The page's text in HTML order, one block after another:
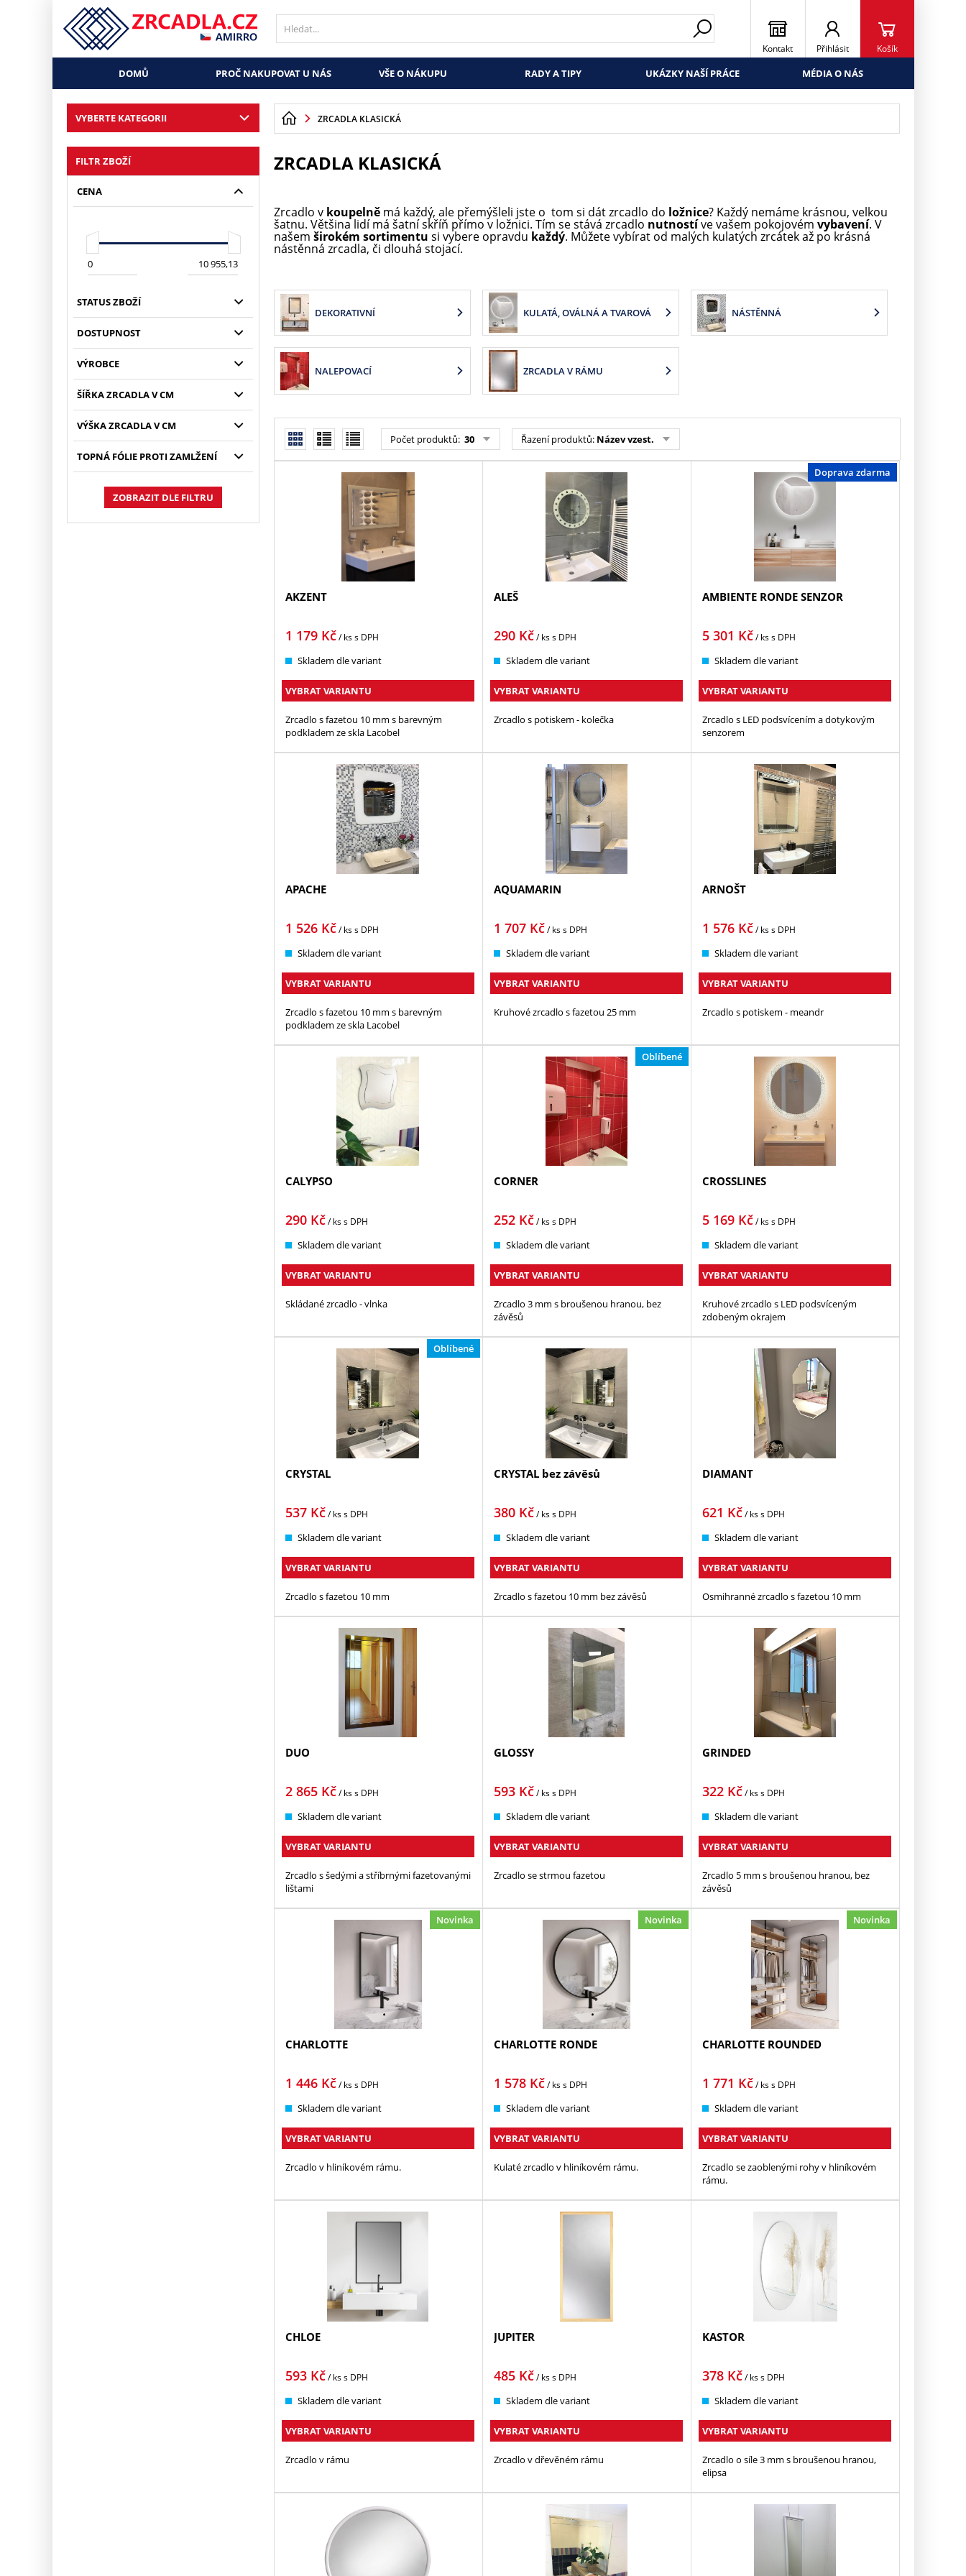
Kontakt Přihlásit Košík
DOMŮ PROČ NAKUPOVAT U NÁS VŠE O NÁKUPU RADY A TIPY UKÁZKY NAŠÍ PRÁCE MÉDIA O NÁS
VYBERTE KATEGORII
FILTR ZBOŽÍ
CENA
STATUS ZBOŽÍ
DOSTUPNOST
VÝROBCE
ŠÍŘKA ZRCADLA V CM
VÝŠKA ZRCADLA V CM
TOPNÁ FÓLIE PROTI ZAMLŽENÍ
ZOBRAZIT DLE FILTRU
ZRCADLA KLASICKÁ
ZRCADLA KLASICKÁ
Zrcadlo v koupelněmá každý, ale přemýšleli jste o tom si dát zrcadlo do ložnice? Každý nemáme krásnou, velkou
šatnu. Většina lidí má šatní skříň přímo v ložnici. Tím se stává zrcadlo nutnostíve vašem pokojovém vybavení. V
našem širokém sortimentu si vybere opravdu každý. Můžete vybírat od malých kulatých zrcátek až po krásná
nástěnná zrcadla, či dlouhá stojací.
DEKORATIVNÍ KULATÁ, OVÁLNÁ A TVAROVÁ NÁSTĚNNÁ
NALEPOVACÍ ZRCADLA V RÁMU
Počet produktů: 30 Řazení produktů: Název vzest.
AKZENT
1 179Kč/ kss DPH
Skladem dle variant
VYBRAT VARIANTU
Zrcadlo s fazetou 10 mm s barevným
podkladem ze skla Lacobel
ALEŠ
290Kč/ kss DPH
Skladem dle variant
VYBRAT VARIANTU
Zrcadlo s potiskem - kolečka
Doprava zdarma
AMBIENTE RONDE SENZOR
5 301 Kč/ kss DPH
Skladem dle variant
VYBRAT VARIANTU
Zrcadlo s LED podsvícením a dotykovým
senzorem
APACHE
1 526Kč/ kss DPH
Skladem dle variant
VYBRAT VARIANTU
Zrcadlo s fazetou 10 mm s barevným
podkladem ze skla Lacobel
AQUAMARIN
1 707Kč/ kss DPH
Skladem dle variant
VYBRAT VARIANTU
Kruhové zrcadlo s fazetou 25 mm
ARNOŠT
1 576 Kč/ kss DPH
Skladem dle variant
VYBRAT VARIANTU
Zrcadlo s potiskem - meandr
CALYPSO
290Kč/ kss DPH
Skladem dle variant
VYBRAT VARIANTU
Skládané zrcadlo - vlnka
Oblíbené
CORNER
252Kč/ kss DPH
Skladem dle variant
VYBRAT VARIANTU
Zrcadlo 3 mm s broušenou hranou, bez
závěsů
CROSSLINES
5 169 Kč/ kss DPH
Skladem dle variant
VYBRAT VARIANTU
Kruhové zrcadlo s LED podsvíceným
zdobeným okrajem
Oblíbené
CRYSTAL
537Kč/ kss DPH
Skladem dle variant
VYBRAT VARIANTU
Zrcadlo s fazetou 10 mm
CRYSTAL bez závěsů
380Kč/ kss DPH
Skladem dle variant
VYBRAT VARIANTU
Zrcadlo s fazetou 10 mm bez závěsů
DIAMANT
621 Kč/ kss DPH
Skladem dle variant
VYBRAT VARIANTU
Osmihranné zrcadlo s fazetou 10 mm
DUO
2 865Kč/ kss DPH
Skladem dle variant
VYBRAT VARIANTU
Zrcadlo s šedými a stříbrnými fazetovanými
lištami
GLOSSY
593Kč/ kss DPH
Skladem dle variant
VYBRAT VARIANTU
Zrcadlo se strmou fazetou
GRINDED
322 Kč/ kss DPH
Skladem dle variant
VYBRAT VARIANTU
Zrcadlo 5 mm s broušenou hranou, bez
závěsů
Novinka
CHARLOTTE
1 446Kč/ kss DPH
Skladem dle variant
VYBRAT VARIANTU
Zrcadlo v hliníkovém rámu.
Novinka
CHARLOTTE RONDE
1 578Kč/ kss DPH
Skladem dle variant
VYBRAT VARIANTU
Kulaté zrcadlo v hliníkovém rámu.
Novinka
CHARLOTTE ROUNDED
1 771 Kč/ kss DPH
Skladem dle variant
VYBRAT VARIANTU
Zrcadlo se zaoblenými rohy v hliníkovém
rámu.
CHLOE
593Kč/ kss DPH
Skladem dle variant
VYBRAT VARIANTU
Zrcadlo v rámu
JUPITER
485Kč/ kss DPH
Skladem dle variant
VYBRAT VARIANTU
Zrcadlo v dřevěném rámu
KASTOR
378 Kč/ kss DPH
Skladem dle variant
VYBRAT VARIANTU
Zrcadlo o síle 3 mm s broušenou hranou,
elipsa